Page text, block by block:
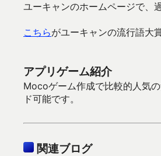
ユーキャンのホームページで、
こちらがユーキャンの流行語大
アプリゲーム紹介
Mocoゲーム作成で比較的人気
ド可能です。
関連ブログ